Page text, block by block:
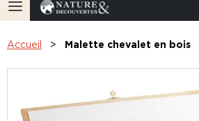
Accueil Malette chevalet en bois